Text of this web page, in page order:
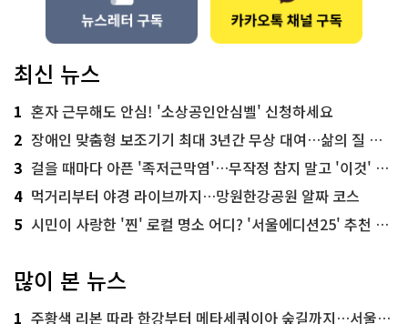
최신 뉴스
1 혼자 근무해도 안심! '소상공인안심벨' 신청하세요
2 장애인 맞춤형 보조기기 최대 3년간 무상 대여…삶의 질 높인다
3 걸을 때마다 아픈 '족저근막염'…무작정 참지 말고 '이것' 해보세요!
4 먹거리부터 야경 라이브까지…망원한강공원 알짜 코스
5 시민이 사랑한 '찐' 로컬 명소 어디? '서울에디션25' 추천 코스
많이 본 뉴스
1 주황색 리본 따라 한강부터 메타세쿼이아 숲길까지…서울둘레길 15코스